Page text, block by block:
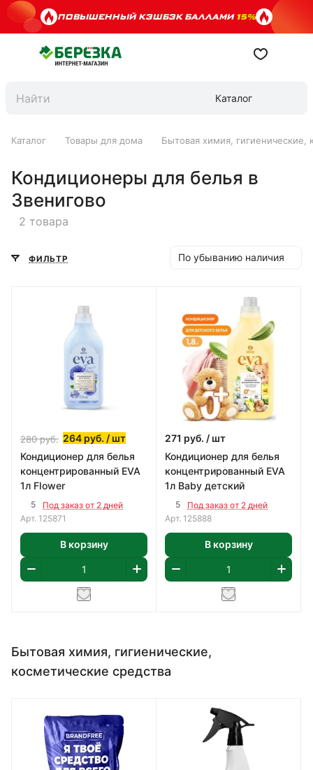
ПОВЫШЕННЫЙ КЭШБЭК БАЛЛАМИ15%
Каталог
Каталог Товары для дома Бытовая химия, гигиенические,
Кондиционеры для белья в
Звенигово
2 товара
ФИЛЬТР По убыванию наличия
280руб. 264 руб. / шт
Кондиционер для белья
концентрированный EVA
1л Flower
5
Под заказ от 2 дней
Арт. 125871
В корзину
271 руб. / шт
Кондиционер для белья
концентрированный EVA
1л Baby детский
5
Под заказ от 2 дней
Арт. 125888
В корзину
Бытовая химия, гигиенические,
косметические средства